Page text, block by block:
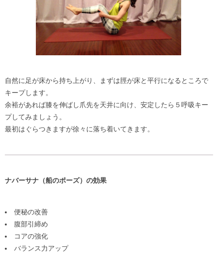
自然に足が床から持ち上がり、まずは脛が床と平行になるところで
キープします。
余裕があれば膝を伸ばし爪先を天井に向け、安定したら５呼吸キー
プしてみましょう。
最初はぐらつきますが徐々に落ち着いてきます。
ナバーサナ（船のポーズ）の効果
便秘の改善
腹部引締め
コアの強化
バランス力アップ